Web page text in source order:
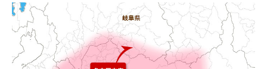
【このショップを選んだ理由は？】
キッチン混合栓に続いて2回目の利用です。価格が
リーズナブルで、HPの構成から見てしっかりして
いる会社だなと思っていたので再度利用。やはり